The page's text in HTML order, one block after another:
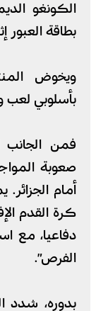
الكونغو
بطاقة العبور
ويخوض
بأسلوبي لعب
فمن الجانب
صعوبة
أمام
كرة القدم
دفاعيا، مع
الفرص”.
بدوره، شدد